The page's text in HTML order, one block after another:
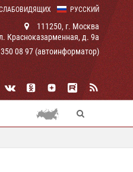
РУССКИЙ
111250, г. Москва
Красноказарменная, д. 9а
08 97 (автоинформатор)